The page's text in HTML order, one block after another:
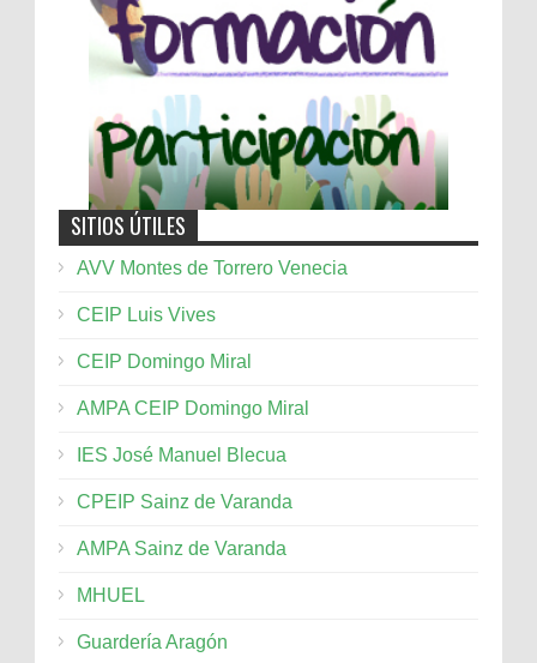
SITIOS ÚTILES
AVV Montes de Torrero Venecia
CEIP Luis Vives
CEIP Domingo Miral
AMPA CEIP Domingo Miral
IES José Manuel Blecua
CPEIP Sainz de Varanda
AMPA Sainz de Varanda
MHUEL
Guardería Aragón